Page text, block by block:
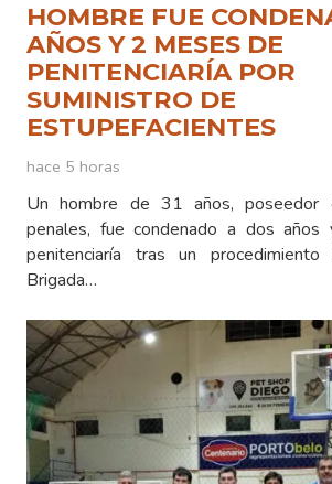
HOMBRE FUE
AÑOS Y 2 MESES DE
PENITENCIARÍA POR
SUMINISTRO DE
ESTUPEFACIENTES
hace 5 horas
Un hombre de 31 años, poseedor
penales, fue condenado a dos
penitenciaría tras un
Brigada…